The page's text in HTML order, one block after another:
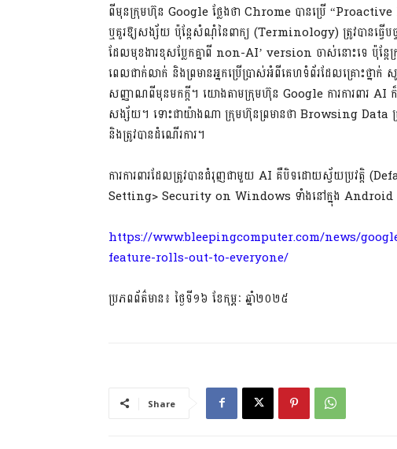
ពីមុនក្រុមហ៊ុន Google ថ្លែងថា Chrome បានប្រើ “Proactive
ឬគួរឱ្យសង្ស័យ ប៉ុន្តែសំណុំនៃពាក្យ (Terminology) ត្រូវបានធ្វើបច្
ដែលមុខងារខុសប្លែកគ្នាពី non-AI’ version ចាស់នោះទេ ប៉ុន្ត
ពេលជាក់លាក់ និងព្រមានអ្នកប្រើប្រាស់អំពីគេហទំព័រដែលគ្រោះថ្ន
សញ្ញាណពីមុនមកក្តី។ យោងតាមក្រុមហ៊ុន Google ការការពារ AI
សង្ស័យ។ ទោះជាយ៉ាងណា ក្រុមហ៊ុនព្រមានថា Browsing Data ត្រូវ
និងត្រូវបានដំណើរការ។
ការការពារដែលត្រូវបានជំរុញជាមួយ AI គឺបិទដោយស្វ័យប្រវត្តិ
Setting> Security on Windows ទាំងនៅក្នុង Android
https://www.bleepingcomputer.com/news/
feature-rolls-out-to-everyone/
ប្រភពព័ត៌មាន៖ ថ្ងៃទី១៦ ខែកុម្ភៈ ឆ្នាំ២០២៥
Share